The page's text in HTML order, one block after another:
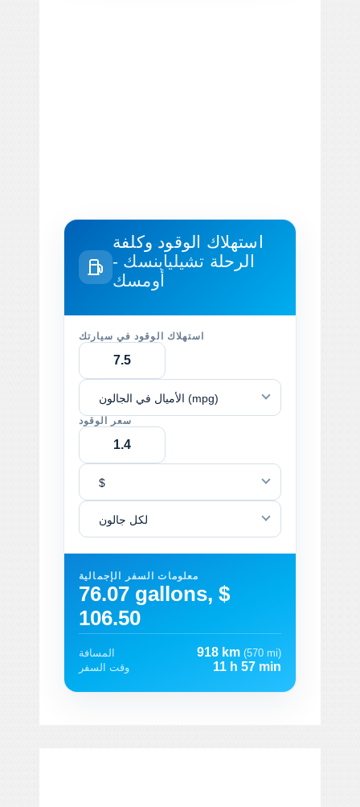
استهلاك الوقود وكلفة
الرحلة تشيليابنسك -
أومسك
استهلاك الوقود في سيارتك
الأميال في الجالون (mpg)
سعر الوقود
$
لكل جالون
معلومات السفر الإجمالية
76.07 gallons, $
106.50
المسافة 918 km (570 mi)
وقت السفر
11 h 57 min